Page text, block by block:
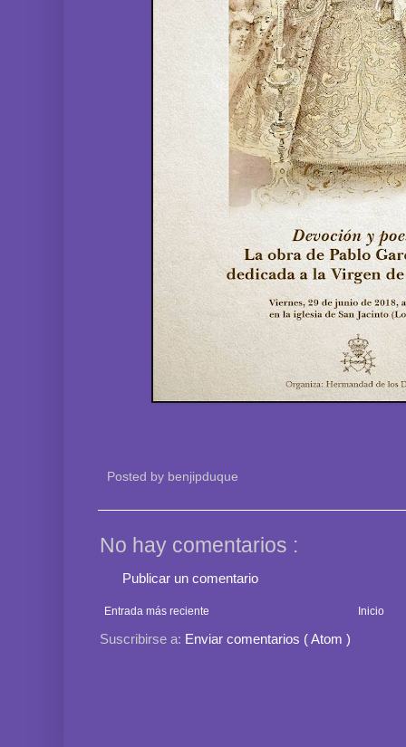
Posted by benjipduque
No hay comentarios :
Publicar un comentario
Entrada más reciente Inicio
Suscribirse a: Enviar comentarios ( Atom )